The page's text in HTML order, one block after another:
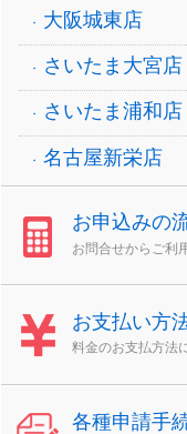
大阪城東店
さいたま大宮店
さいたま浦和店
名古屋新栄店
お申込みの
お問合せからご利
お支払い方
料金のお支払方法
各種申請手